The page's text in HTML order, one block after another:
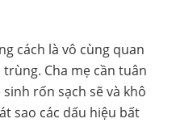
cách là vô cùng quan
Cha mẹ cần tuân
rốn sạch sẽ và khô
sao các dấu hiệu bất